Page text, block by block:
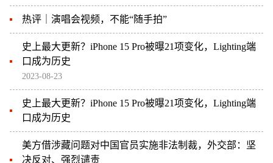
热评｜演唱会视频，不能“随手拍”
史上最大更新？iPhone 15 Pro被曝21项变化，Lighting端
口成为历史
2023-08-23
史上最大更新？iPhone 15 Pro被曝21项变化，Lighting端
口成为历史
美方借涉藏问题对中国官员实施非法制裁，外交部：坚
决反对、强烈谴责